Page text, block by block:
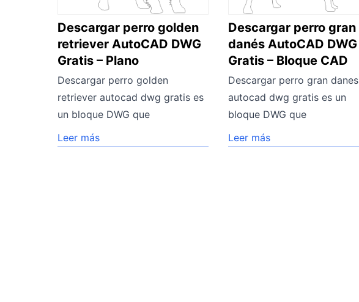
Descargar perro golden
retriever AutoCAD DWG
Gratis – Plano
Descargar perro golden
retriever autocad dwg gratis es
un bloque DWG que
Leer más
Descargar perro gran
danés AutoCAD DWG
Gratis – Bloque CAD
Descargar perro gran danes
autocad dwg gratis es un
bloque DWG que
Leer más